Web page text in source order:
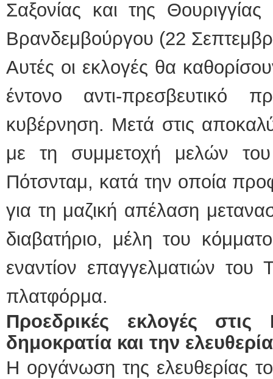
Σαξονίας και της
Βρανδεμβούργου (22
Αυτές οι εκλογές θα
έντονο αντι-πρεσβευτικό
κυβέρνηση. Μετά στις
με τη συμμετοχή μελών
Πότσνταμ, κατά την οποία
για τη μαζική απέλαση
διαβατήριο, μέλη του
εναντίον επαγγελματιών
πλατφόρμα.
Προεδρικές εκλογές
δημοκρατία και την
Η οργάνωση της ελευθερίας